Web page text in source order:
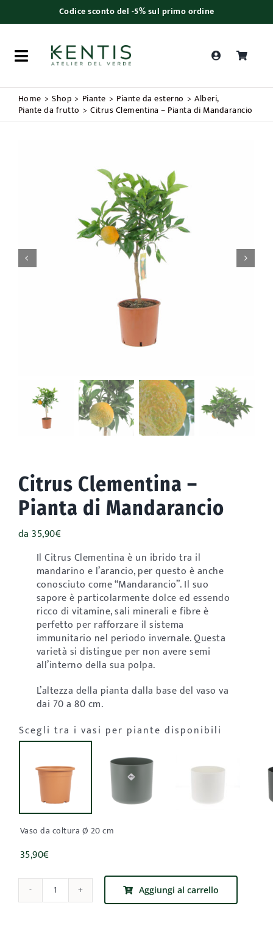
Codice sconto del -5% sul primo ordine
Toggle
Navigation
Ricerca
prodotti
Bouquet
Home Shop Piante Piante da esterno
Alberi
Piante da frutto
Citrus Clementina – Pianta di Mandarancio
 
Citrus Clementina –
Pianta di Mandarancio
da35,90€
Il Citrus Clementina è un ibrido tra il
mandarino e l’arancio, per questo è anche
conosciuto come “Mandarancio”. Il suo
sapore è particolarmente dolce ed essendo
ricco di vitamine, sali minerali e fibre è
perfetto per rafforzare il sistema
immunitario nel periodo invernale. Questa
varietà si distingue per non avere semi
all’interno della sua polpa.
L’altezza della pianta dalla base del vaso va
dai 70 a 80 cm.
Scegli tra i vasi per piante disponibili
Vaso da coltura Ø 20 cm
35,90€
Citrus
Clementina
Aggiungi al carrello